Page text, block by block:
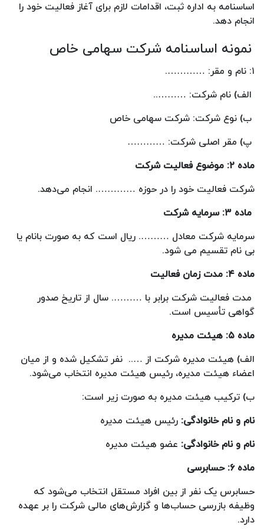
اساسنامه به اداره ثبت، اقدامات لازم برای آغاز فعالیت خود را
انجام دهد.
نمونه اساسنامه شرکت سهامی خاص
۱: نام و مقر: ………….
الف) نام شرکت: ………..
ب) نوع شرکت: شرکت سهامی خاص
پ) مقر اصلی شرکت: …………
ماده ۲: موضوع فعالیت شرکت
شرکت فعالیت خود را در حوزه …………. انجام می‌دهد.
ماده ۳: سرمایه شرکت
سرمایه شرکت معادل ………. ریال است که به صورت بانام یا
بی نام تقسیم می شود.
ماده ۴: مدت زمان فعالیت
مدت فعالیت شرکت برابر با ………. سال از تاریخ صدور
گواهی تأسیس است.
ماده ۵: هیئت مدیره
الف) هیئت مدیره شرکت از ….. نفر تشکیل شده و از میان
اعضاء هیئت مدیره، رئیس هیئت مدیره انتخاب می‌شود.
ب) ترکیب هیئت مدیره به صورت زیر است:
نام و نام خانوادگی: رئیس هیئت مدیره
نام و نام خانوادگی: عضو هیئت مدیره
ماده ۶: حسابرسی
حسابرس یک نفر از بین افراد مستقل انتخاب می‌شود که
وظیفه بازرسی حساب‌ها و گزارش‌های مالی شرکت را بر عهده
دارد.